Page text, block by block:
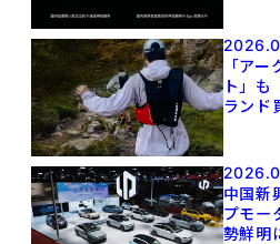
「アー
ト」も
ランド
中国新
プモー
勢鮮明